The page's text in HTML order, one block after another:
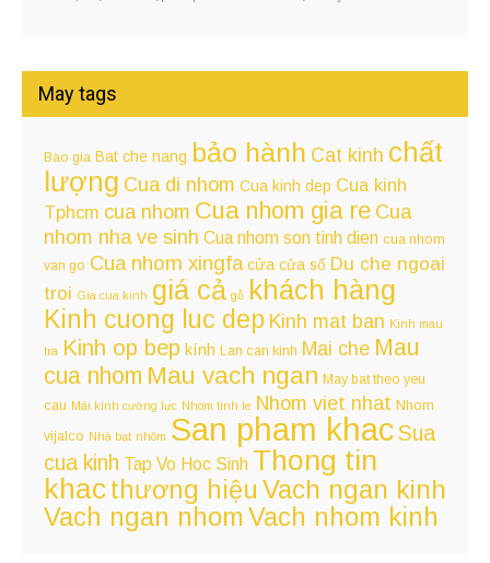
May tags
Bao gia Bat che nang bảo hành Cat kinh chất
lượng Cua di nhom Cua kinh dep Cua kinh
Tphcm cua nhom Cua nhom gia re Cua
nhom nha ve sinh Cua nhom son tinh dien cua nhom
van go Cua nhom xingfa cửa cửa sổ Du che ngoai
troi Gia cua kinh giá cả gỗ khách hàng
Kinh cuong luc dep Kinh mat ban Kinh mau
tra Kinh op bep kính Lan can kinh Mai che Mau
cua nhom Mau vach ngan May bat theo yeu
cau Mái kính cường lực Nhom tinh le Nhom viet nhat Nhom
vijalco Nhà bạt nhôm San pham khacSua
cua kinh Tap Vo Hoc Sinh Thong tin
khacthương hiệu Vach ngan kinh
Vach ngan nhomVach nhom kinh